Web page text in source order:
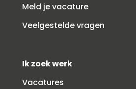
Meld je vacature
Veelgestelde vragen
Ik zoek werk
Vacatures